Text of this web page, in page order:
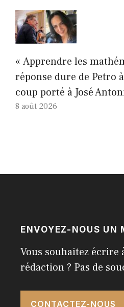
« Apprendre les
réponse dure de Petro
coup porté à José
8 août 2026
ENVOYEZ-NOUS UN
Vous souhaitez écrire
rédaction ? Pas de
CONTACTEZ-NOUS